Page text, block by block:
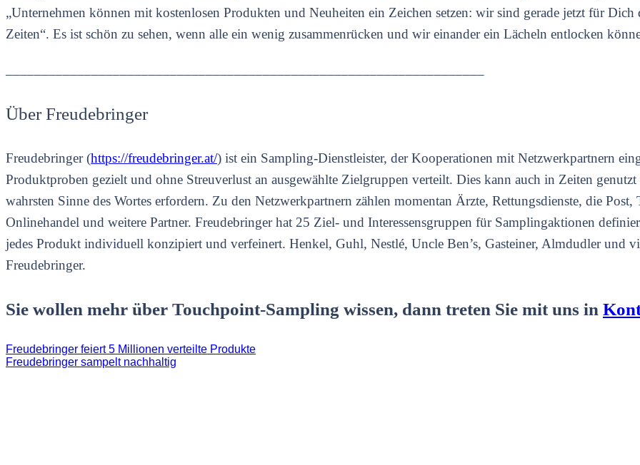
„Unternehmen können mit kostenlosen Produkten und Neuheiten ein Zeichen setzen: wir sind gerade jetzt für Dich
Zeiten“. Es ist schön zu sehen, wenn alle ein wenig zusammenrücken und wir einander ein Lächeln entlocken
Über Freudebringer
Freudebringer (https://freudebringer.at/) ist ein Sampling-Dienstleister, der Kooperationen mit Netzwerkpartnern
Produktproben gezielt und ohne Streuverlust an ausgewählte Zielgruppen verteilt. Dies kann auch in Zeiten
wahrsten Sinne des Wortes erfordern. Zu den Netzwerkpartnern zählen momentan Ärzte, Rettungsdienste, die
Onlinehandel und weitere Partner. Freudebringer hat 25 Ziel- und Interessensgruppen für Samplingaktionen
jedes Produkt individuell konzipiert und verfeinert. Henkel, Guhl, Nestlé, Uncle Ben’s, Gasteiner, Almdudler und
Freudebringer.
Sie wollen mehr über Touchpoint-Sampling wissen, dann treten Sie mit uns in
Freudebringer feiert 5 Millionen verteilte Produkte
Freudebringer sampelt nachhaltig